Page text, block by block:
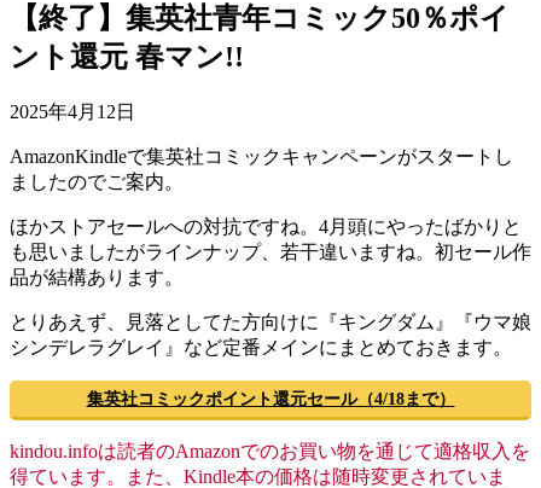
【終了】集英社青年コミック50％ポイ
ント還元 春マン!!
2025年4月12日
AmazonKindleで集英社コミックキャンペーンがスタートし
ましたのでご案内。
ほかストアセールへの対抗ですね。4月頭にやったばかりと
も思いましたがラインナップ、若干違いますね。初セール作
品が結構あります。
とりあえず、見落としてた方向けに『キングダム』『ウマ娘
シンデレラグレイ』など定番メインにまとめておきます。
集英社コミックポイント還元セール（4/18まで）
kindou.infoは読者のAmazonでのお買い物を通じて適格収入を
得ています。また、Kindle本の価格は随時変更されていま